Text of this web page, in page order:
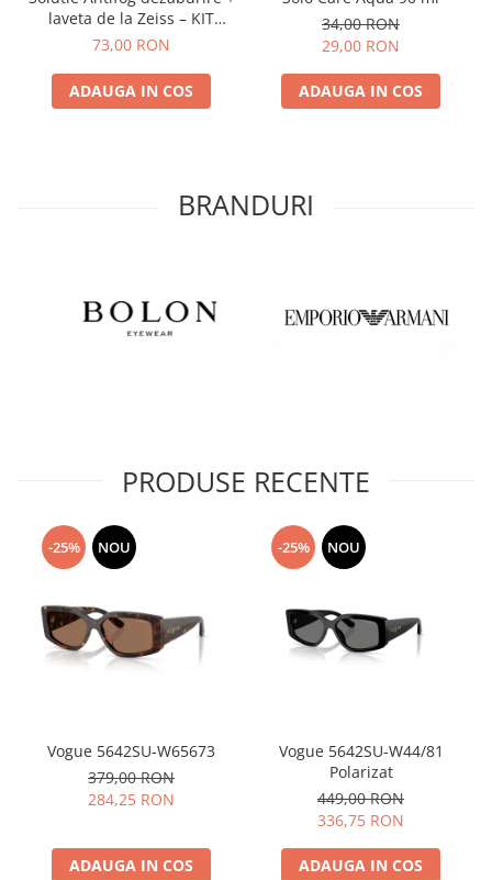
laveta de la Zeiss – KIT
COMPLET
73,00 RON
ADAUGA IN COS
34,00 RON
29,00 RON
ADAUGA IN COS
BRANDURI
PRODUSE RECENTE
-25% NOU
Vogue 5642SU-W65673
379,00 RON
284,25 RON
ADAUGA IN COS
-25% NOU
Vogue 5642SU-W44/81
Polarizat
449,00 RON
336,75 RON
ADAUGA IN COS